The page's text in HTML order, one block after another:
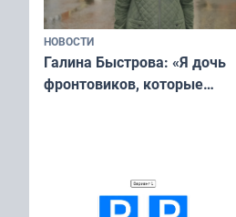
НОВОСТИ
Галина Быстрова: «Я дочь
фронтовиков, которые